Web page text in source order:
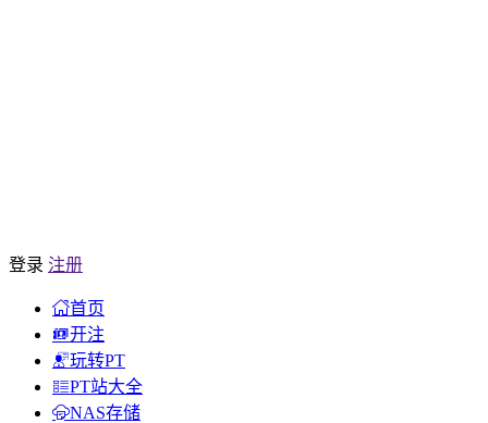
登录 注册
首页
开注
玩转PT
PT站大全
NAS存储